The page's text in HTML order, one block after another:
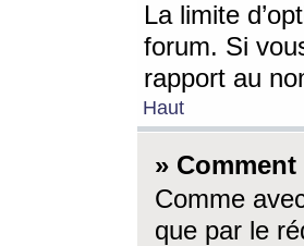
La limite
forum. Si
rapport au
Haut
»
Comme
que par le